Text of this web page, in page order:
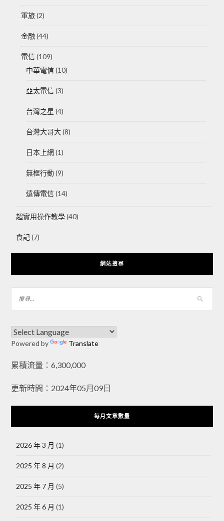
軍旅(2)
金融 (44)
電信(109)
中華電信(10)
亞太電信(3)
台灣之星 (4)
台灣大哥大(8)
日本上網(1)
無框行動(9)
遠傳電信(14)
超實用操作教學(40)
食記(7)
網站搜尋
Powered by Translate
累積流量：6,300,000
更新時間：2024年05月09日
每月文章數量
2026 年 3 月 (1)
2025 年 8 月 (2)
2025 年 7 月 (5)
2025 年 6 月 (1)